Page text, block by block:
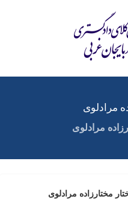
مرادلوی
مرادلوی
مختارزاده مرادلوی